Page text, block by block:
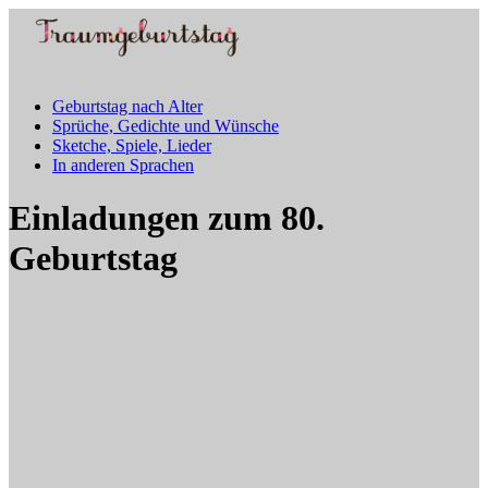
Geburtstag nach Alter
Sprüche, Gedichte und Wünsche
Sketche, Spiele, Lieder
In anderen Sprachen
Einladungen zum 80.
Geburtstag